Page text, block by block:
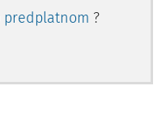
predplatnom ?